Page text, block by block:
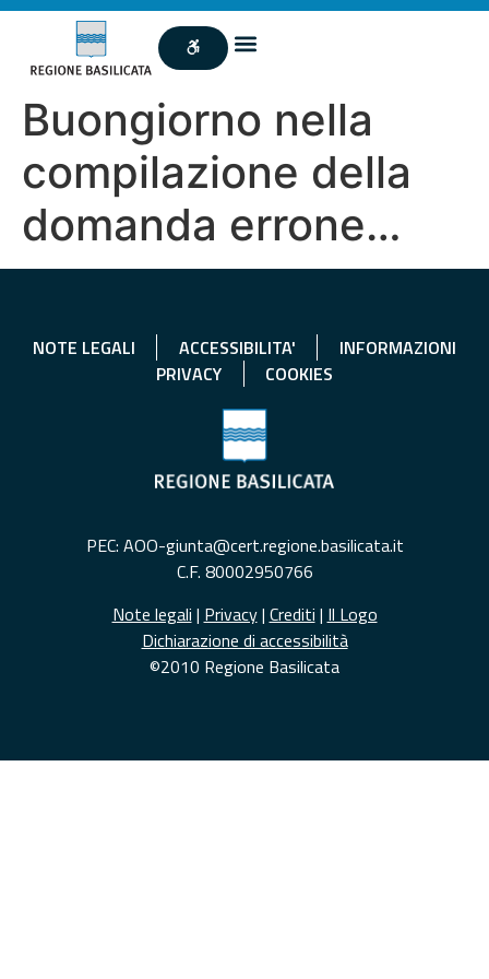
Buongiorno nella
compilazione della
domanda errone…
NOTE LEGALI ACCESSIBILITA'
INFORMAZIONI
PRIVACY
COOKIES
PEC: AOO-giunta@cert.regione.basilicata.it
C.F. 80002950766
Note legali | Privacy| Crediti | Il Logo
Dichiarazione di accessibilità
©2010 Regione Basilicata